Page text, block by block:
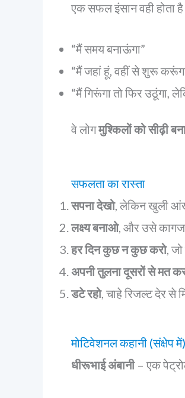
एक सफल इंसान वही होता
“मैं समय बनाऊंगा”
“मैं जहां हूं, वहीं से शुरू
“मैं गिरूंगा तो फिर उठूंगा,
वे लोगमुश्किलों को सीढ़ी
सफलता का रास्ता
सपना देखो, लेकिन खुली
लक्ष्य बनाओ, और उसे कागज
हर दिन कुछ न कुछ करो,
अपनी तुलना दूसरों से मत
डटे रहो, चाहे रिजल्ट देर से
मोटिवेशनल कहानी (संक्षेप में)
धीरूभाई अंबानी– एक